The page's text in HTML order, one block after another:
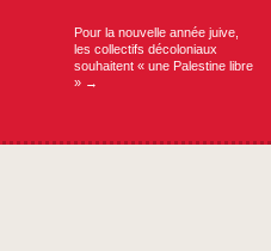
Pour la nouvelle année juive,
les collectifs décoloniaux
souhaitent « une Palestine libre
» →